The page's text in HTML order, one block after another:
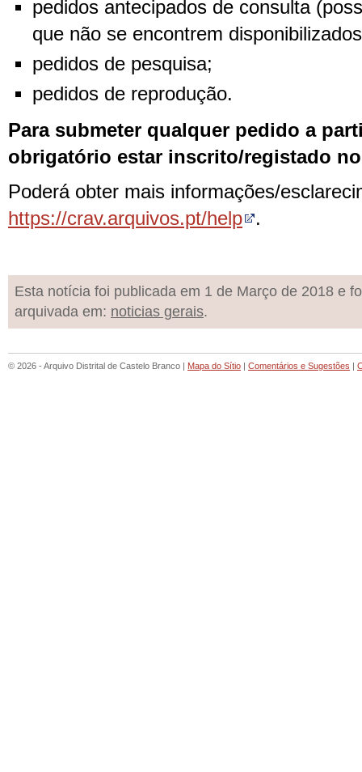
pedidos antecipados de consulta
que não se encontrem
pedidos de pesquisa;
pedidos de reprodução.
Para submeter qualquer pedido a
obrigatório estar inscrito/registado
Poderá obter mais informações/
https://crav.arquivos.pt/help
.
Esta notícia foi publicada em 1 de Março de 2018 e
arquivada em: noticias gerais.
© 2026 - Arquivo Distrital de Castelo Branco | Mapa do Sítio | Comentários e Sugestões |